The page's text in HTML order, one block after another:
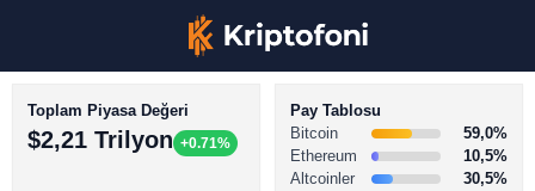
Toplam Piyasa Değeri
$2,21 Trilyon +0.71%
Pay Tablosu
Bitcoin
59,0%
Ethereum
10,5%
Altcoinler
30,5%